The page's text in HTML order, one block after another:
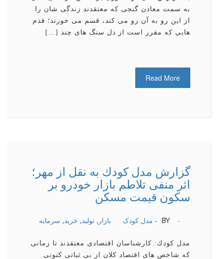
به سمت معادن گنجی كه معتقدند زندگی شان را
از این رو به آن رو می كند، قسم می خورند؛ قدم
هایی كه مقرر است از دل سنگ های چند […]
Read More
گزارش مدل كودك به نقل از مهر؛
اثر منفی تلاطم بازار خودرو بر
سكون قیمت مسكن
BY - مدل کودک بازار , تولید, خرید, سرمایه -
مدل كودك: كارشناسان اقتصادی معتقدند تا زمانی
كه شاخص های اقتصاد كلان از بی ثباتی كنونی